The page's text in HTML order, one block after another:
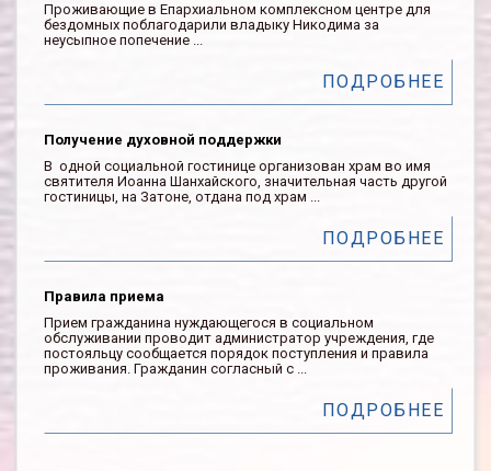
Проживающие в Епархиальном комплексном центре для
бездомных поблагодарили владыку Никодима за
неусыпное попечение ...
ПОДРОБНЕЕ
Получение духовной поддержки
В одной социальной гостинице организован храм во имя
святителя Иоанна Шанхайского, значительная часть другой
гостиницы, на Затоне, отдана под храм ...
ПОДРОБНЕЕ
Правила приема
Прием гражданина нуждающегося в социальном
обслуживании проводит администратор учреждения, где
постояльцу сообщается порядок поступления и правила
проживания. Гражданин согласный с ...
ПОДРОБНЕЕ